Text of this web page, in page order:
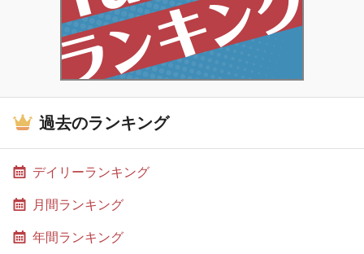
過去のランキング
デイリーランキング
月間ランキング
年間ランキング